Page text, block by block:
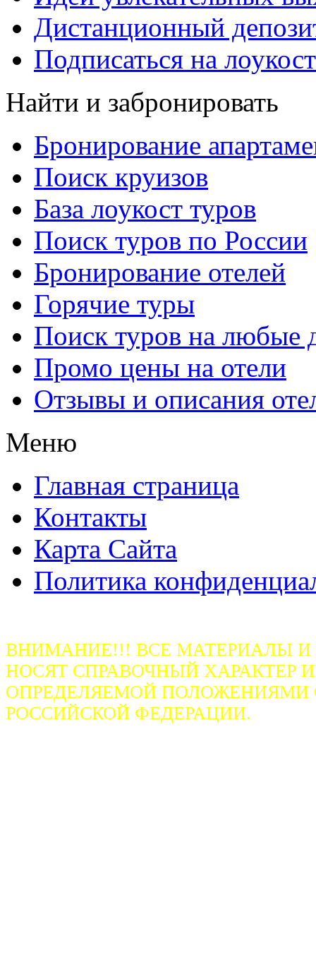
Дистанционный
Подписаться на
Найти и забронировать
Бронирование
Поиск круизов
База лоукост туров
Поиск туров по России
Бронирование отелей
Горячие туры
Поиск туров на любые
Промо цены на отели
Отзывы и описания
Меню
Главная страница
Контакты
Карта Сайта
Политика
ВНИМАНИЕ!!! ВСЕ МАТЕРИАЛЫ
НОСЯТ СПРАВОЧНЫЙ ХАРАКТЕР
ОПРЕДЕЛЯЕМОЙ ПОЛОЖЕНИЯМИ
РОССИЙСКОЙ ФЕДЕРАЦИИ.